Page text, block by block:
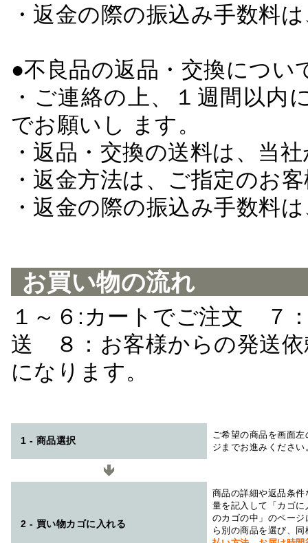
・返金の際の振込み手数料
●不良品の返品・交換につい
・ご連絡の上、１週間以
でお願いし ます。
・返品・交換の送料は、当
・返金方法は、ご指定のお
・返金の際の振込み手数料
お買い物の流れ
１～６:カートでご注文 ７
送 ８：お客様からの発送
になります。
1 - 商品選択
ご希望の商品を画面
ジまでお進みください
2 - 買い物カゴに入れる
商品の詳細や返品条
量を記入して「カゴ
のカゴの中」のペー
ら別の商品を選び、